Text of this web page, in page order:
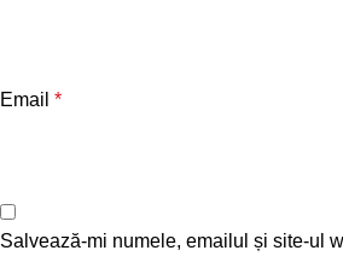
Email *
Salvează-mi numele, emailul și site-ul